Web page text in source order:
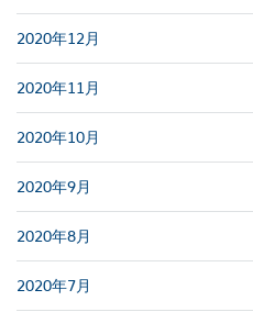
2020年12月
2020年11月
2020年10月
2020年9月
2020年8月
2020年7月